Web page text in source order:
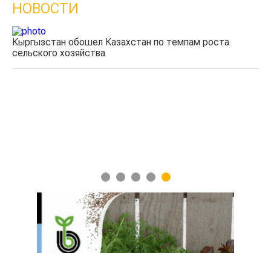
НОВОСТИ
Кыргызстан обошел Казахстан по темпам роста
сельского хозяйства
1 2 3 4 5